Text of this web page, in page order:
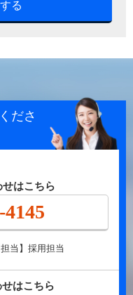
る
ださ
はこちら
4145
当】採用担当
はこちら